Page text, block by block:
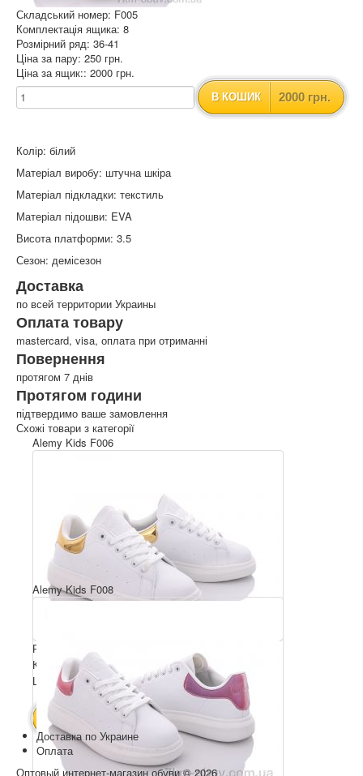
Складський номер: F005
Комплектація ящика: 8
Розмірний ряд: 36-41
Ціна за пару: 250 грн.
Ціна за ящик:: 2000 грн.
В КОШИК 2000 грн.
Колір: білий
Матеріал виробу: штучна шкіра
Матеріал підкладки: текстиль
Матеріал підошви: EVA
Висота платформи: 3.5
Сезон: демісезон
Доставка
по всей территории Украины
Оплата товару
mastercard, visa, оплата при отриманні
Повернення
протягом 7 днів
Протягом години
підтвердимо ваше замовлення
Схожі товари з категорії
Alemy Kids F006
Розмірний ряд: 36-41
Комплектація ящика: 8
Ціна за пару: 250 грн.
В КОШИК 2000 грн.
Alemy Kids F008
Доставка по Украине
Оплата
Оптовый интернет-магазин обуви © 2026